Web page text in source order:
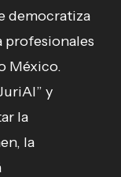
democratiza
profesionales
México.
y
la
la